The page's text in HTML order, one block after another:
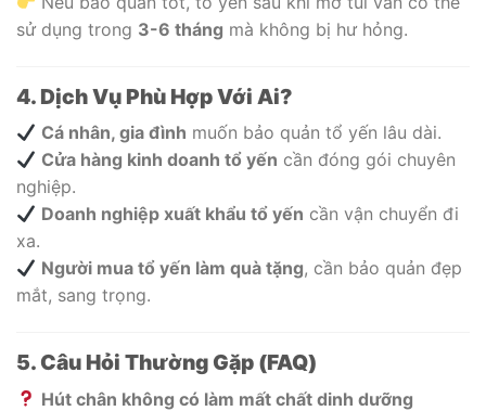
sử dụng trong 3-6 tháng mà không bị hư hỏng.
4. Dịch Vụ Phù Hợp Với Ai?
Cá nhân, gia đình muốn bảo quản tổ yến lâu dài.
Cửa hàng kinh doanh tổ yến cần đóng gói chuyên
nghiệp.
Doanh nghiệp xuất khẩu tổ yến cần vận chuyển đi
xa.
Người mua tổ yến làm quà tặng, cần bảo quản đẹp
mắt, sang trọng.
5. Câu Hỏi Thường Gặp (FAQ)
Hút chân không có làm mất chất dinh dưỡng